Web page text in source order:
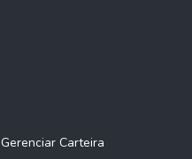
Gerenciar Carteira